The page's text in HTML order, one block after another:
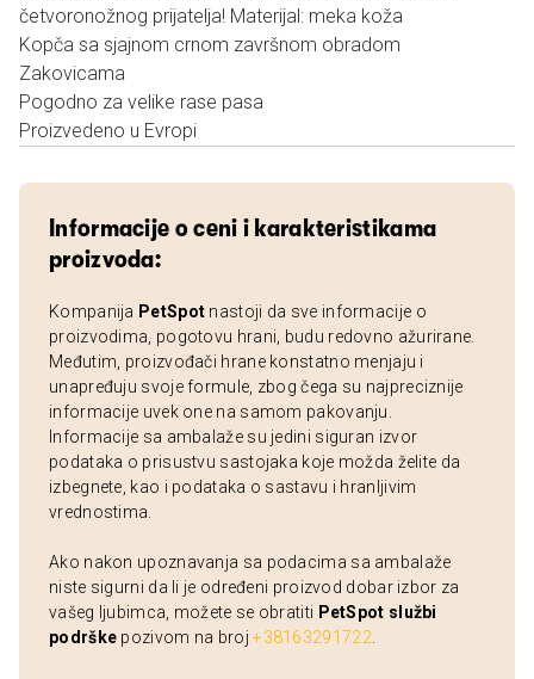
četvoronožnog prijatelja! Materijal: meka koža
Kopča sa sjajnom crnom završnom obradom
Zakovicama
Pogodno za velike rase pasa
Proizvedeno u Evropi
Informacije o ceni i karakteristikama
proizvoda:
Kompanija PetSpot nastoji da sve informacije o
proizvodima, pogotovu hrani, budu redovno ažurirane.
Međutim, proizvođači hrane konstatno menjaju i
unapređuju svoje formule, zbog čega su najpreciznije
informacije uvek one na samom pakovanju.
Informacije sa ambalaže su jedini siguran izvor
podataka o prisustvu sastojaka koje možda želite da
izbegnete, kao i podataka o sastavu i hranljivim
vrednostima.
Ako nakon upoznavanja sa podacima sa ambalaže
niste sigurni da li je određeni proizvod dobar izbor za
vašeg ljubimca, možete se obratiti PetSpot službi
podrške pozivom na broj+38163291722